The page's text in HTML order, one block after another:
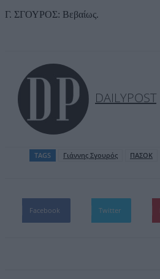
Γ. ΣΓΟΥΡΟΣ: Βεβαίως.
DAILYPOST
TAGS Γιάννης Σγουρός ΠΑΣΟΚ
Facebook Twitter